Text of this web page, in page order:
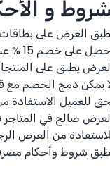
و
العرض على بطاقات
على خصم % 15
يطبق على
يمكن دمج الخصم مع
للعميل الاستفادة
صالح في المتاجر
من العرض
شروط وأحكام